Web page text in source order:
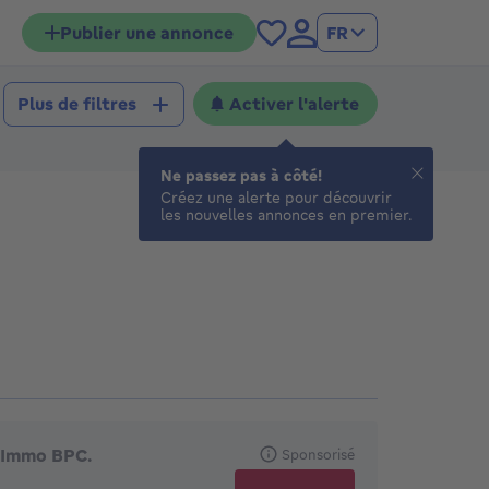
Publier une annonce FR
Plus de filtres Activer l'alerte
Immo BPC. Sponsorisé
Ne passez pas à côté!
Créez une alerte pour découvrir
les nouvelles annonces en premier.